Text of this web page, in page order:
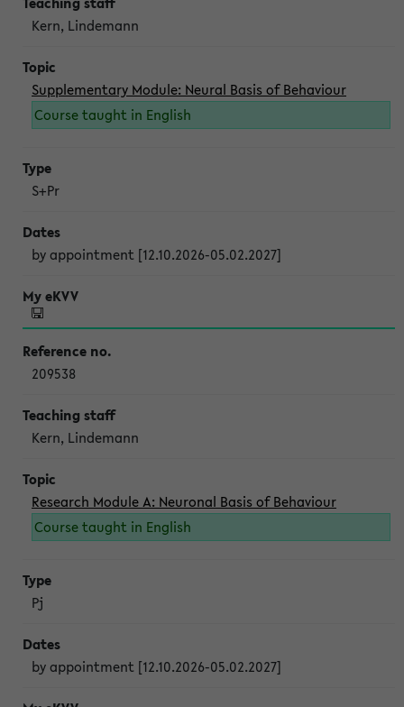
Kern, Lindemann
Supplementary Module: Neural Basis of Behaviour
Course taught in English
S+Pr
by appointment [12.10.2026-05.02.2027]
209538
Kern, Lindemann
Research Module A: Neuronal Basis of Behaviour
Course taught in English
Pj
by appointment [12.10.2026-05.02.2027]